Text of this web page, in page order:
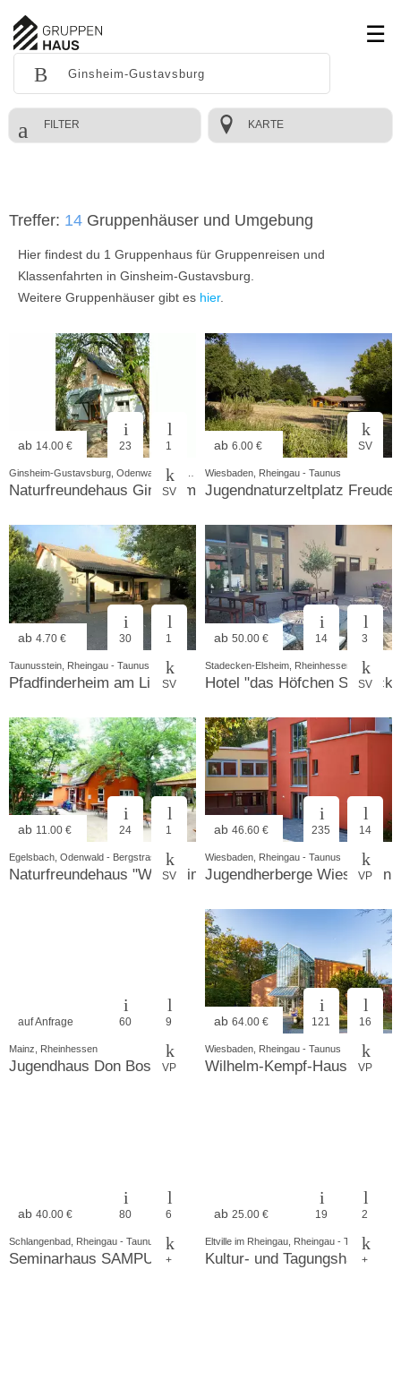
FILTER KARTE
Treffer: 14 Gruppenhäuser und Umgebung
Hier findest du 1 Gruppenhaus für Gruppenreisen und
Klassenfahrten in Ginsheim-Gustavsburg.
Weitere Gruppenhäuser gibt es hier.
ab 14.00 € 23 1
SV
Naturfreundehaus Ginsheim
ab 6.00 € SV
Wiesbaden, Rheingau - Taunus
Jugendnaturzeltplatz
ab 4.70 € 30 1
SV
Taunusstein, Rheingau - Taunus
Pfadfinderheim am Limes
ab 50.00 € 14 3
SV
Stadecken-Elsheim, Rheinhessen
Hotel "das Höfchen
ab 11.00 € 24 1
SV
Egelsbach, Odenwald - Bergstrasse
Naturfreundehaus "Waldheim"
ab 46.60 € 235 14
VP
Wiesbaden, Rheingau - Taunus
Jugendherberge Wiesbaden
auf Anfrage 60 9
VP
Mainz, Rheinhessen
Jugendhaus Don Bosco
ab 64.00 € 121 16
VP
Wiesbaden, Rheingau - Taunus
Wilhelm-Kempf-Haus
ab 40.00 € 80 6
+
Schlangenbad, Rheingau - Taunus
Seminarhaus SAMPURNA
ab 25.00 € 19 2
+
Eltville im Rheingau, Rheingau - Taunus
Kultur- und Tagungshaus